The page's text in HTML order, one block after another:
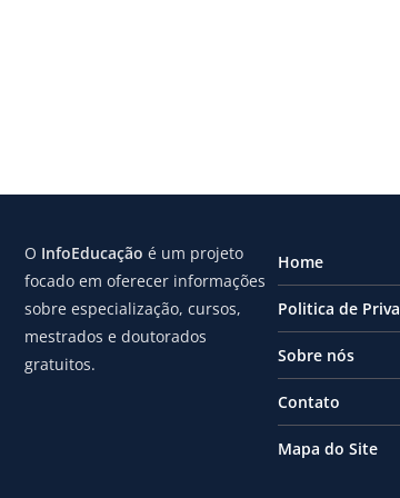
O InfoEducação é um projeto
focado em oferecer informações
sobre especialização, cursos,
mestrados e doutorados
gratuitos.
Home
Politica de
Sobre nós
Contato
Mapa do Site